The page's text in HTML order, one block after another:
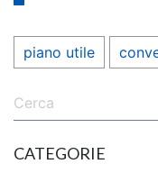
piano utile
CATEGORIE